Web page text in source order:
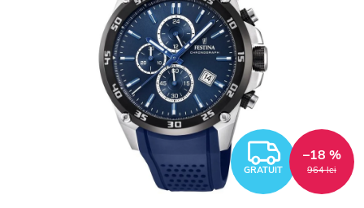
GRATUIT 964 lei
–18 %